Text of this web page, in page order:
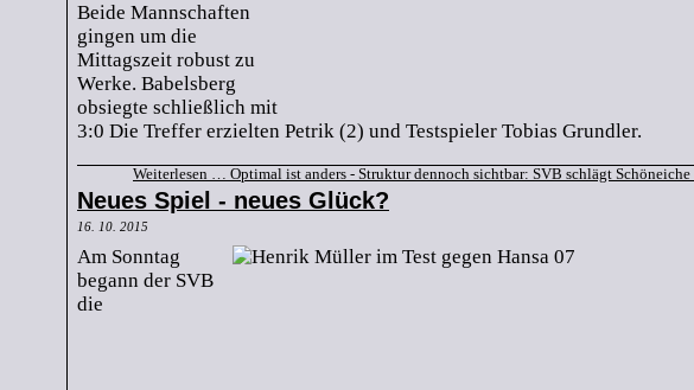
Beide Mannschaften
gingen um die
Mittagszeit robust zu
Werke. Babelsberg
obsiegte schließlich mit
3:0 Die Treffer erzielten Petrik (2) und Testspieler Tobias Grundler.
Weiterlesen … Optimal ist anders - Struktur dennoch sichtbar: SVB schlägt Schöneiche
Neues Spiel - neues Glück?
16. 10. 2015
Am Sonntag
begann der SVB
die